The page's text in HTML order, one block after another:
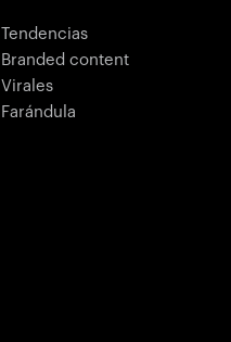
Tendencias
Branded content
Virales
Farándula